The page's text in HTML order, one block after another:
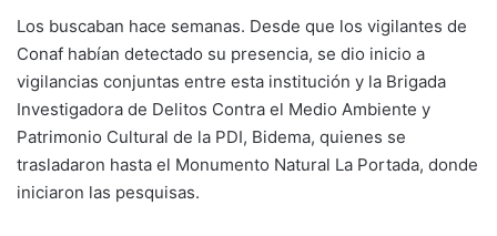
Los buscaban hace semanas. Desde que los vigilantes de
Conaf habían detectado su presencia, se dio inicio a
vigilancias conjuntas entre esta institución y la Brigada
Investigadora de Delitos Contra el Medio Ambiente y
Patrimonio Cultural de la PDI, Bidema, quienes se
trasladaron hasta el Monumento Natural La Portada, donde
iniciaron las pesquisas.